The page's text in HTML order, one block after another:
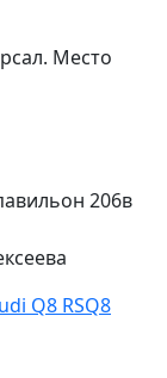
Место
206в
Q8 RSQ8